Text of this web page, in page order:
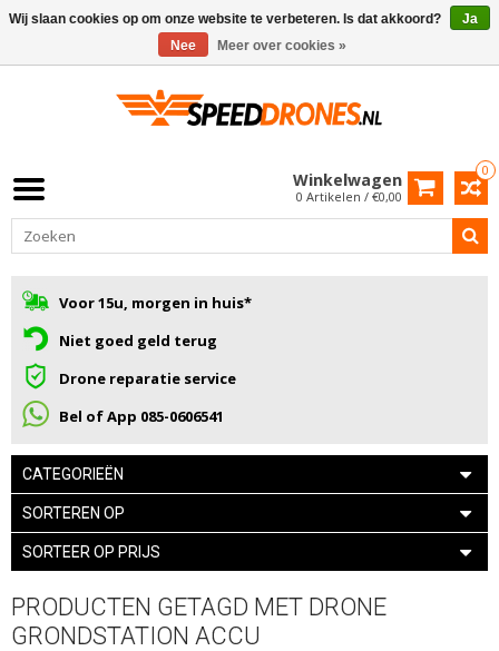
0
Winkelwagen
0 Artikelen / €0,00
Voor 15u, morgen in huis*
Niet goed geld terug
Drone reparatie service
Bel of App 085-0606541
CATEGORIEËN
SORTEREN OP
SORTEER OP PRIJS
PRODUCTEN GETAGD MET DRONE
GRONDSTATION ACCU
Wij slaan cookies op om onze website te verbeteren. Is dat akkoord?
Ja
Nee
Meer over cookies »